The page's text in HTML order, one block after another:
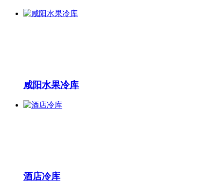
咸阳水果冷库
酒店冷库